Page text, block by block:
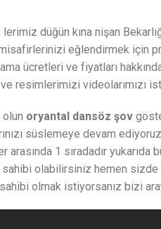
lerimiz düğün kına nişan
eğlendirmek için
ücretleri ve fiyatları
resimlerimizi videolarımızı
olun oryantal dansöz şov
süslemeye devam
arasında 1 sıradadır
olabilirsiniz hemen
olmak istiyorsanız bizi